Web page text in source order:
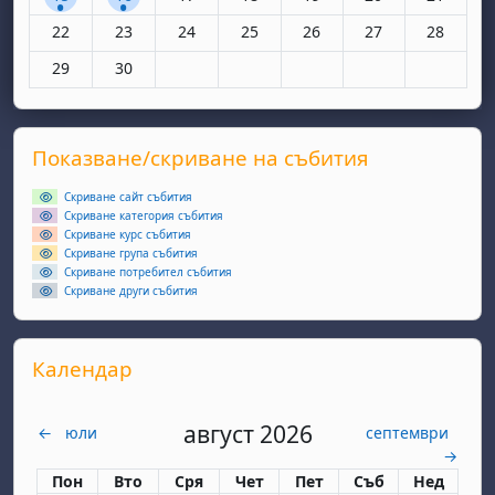
Няма събития, понеделник, 22 юни
22 Няма събития, вторник, 23 юни
23 Няма събития, сряда, 24 юни
24 Няма събития, четвъртък, 25 юни
25 Няма събития, петък, 26
26 Няма събития,
27 Няма
28
Няма събития, понеделник, 29 юни
29 Няма събития, вторник, 30 юни
30
Supplementary blocks
Прескочи Показване/скриване на събития
Показване/скриване на събития
Скриване сайт събития
Скриване категория събития
Скриване курс събития
Скриване група събития
Скриване потребител събития
Скриване други събития
Прескочи Календар
Календар
← юли август 2026
септември
→
Понеделник
Пон вторник
Вто сряда
Сря четвъртък
Чет петък
Пет събота
Съб неделя
Нед